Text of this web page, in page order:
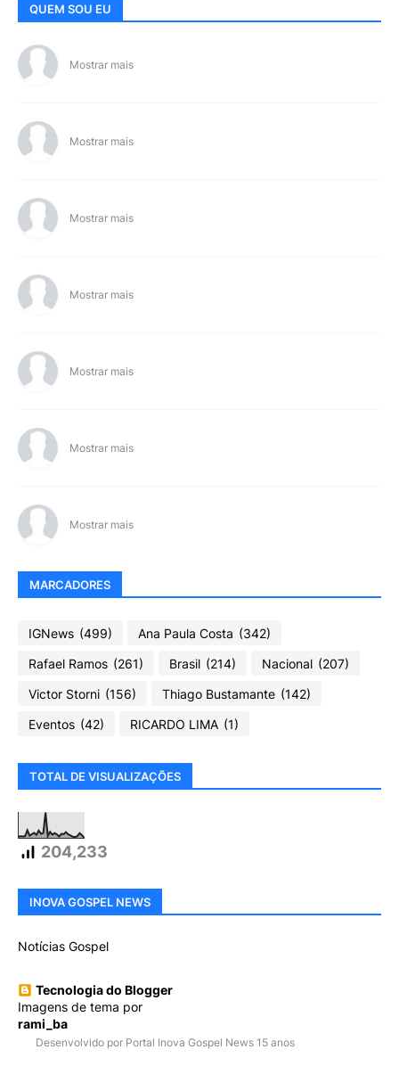
QUEM SOU EU
Mostrar mais
Mostrar mais
Mostrar mais
Mostrar mais
Mostrar mais
Mostrar mais
Mostrar mais
MARCADORES
IGNews (499) Ana Paula Costa (342)
Rafael Ramos (261) Brasil (214) Nacional (207)
Victor Storni (156) Thiago Bustamante (142)
Eventos (42) RICARDO LIMA (1)
TOTAL DE VISUALIZAÇÕES
204,233
INOVA GOSPEL NEWS
Notícias Gospel
Tecnologia do Blogger
Imagens de tema por
rami_ba
Desenvolvido por Portal Inova Gospel News 15 anos